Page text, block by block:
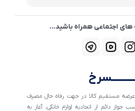
های اجتماعی همراه باشید...
مستقیم کالا در جهت رفاه حال مصرف
1379 با کسب جواز دائم از اتحادیه لوازم خانگی، آغاز به